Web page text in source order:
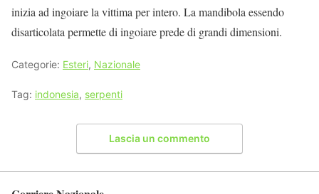
inizia ad ingoiare la vittima per intero. La mandibola essendo
disarticolata permette di ingoiare prede di grandi dimensioni.
Categorie: Esteri, Nazionale
Tag: indonesia, serpenti
Lascia un commento